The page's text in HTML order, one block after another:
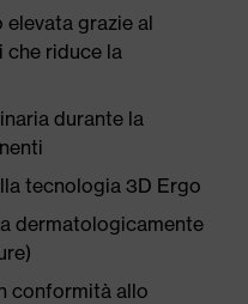
grazie al
che riduce la
durante la
tecnologia 3D Ergo
dermatologicamente
conformità allo